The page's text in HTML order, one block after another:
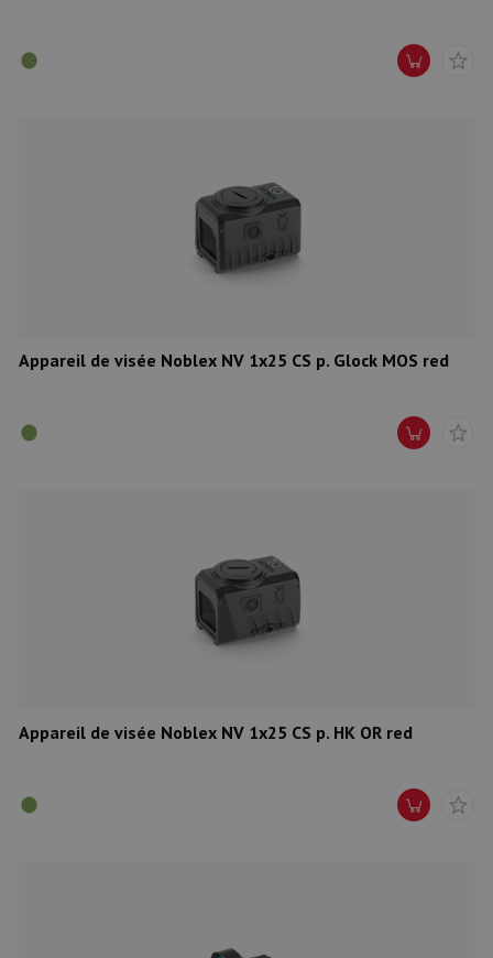
Appareil de visée Noblex NV 1x25 CS p. Glock MOS red
Appareil de visée Noblex NV 1x25 CS p. HK OR red